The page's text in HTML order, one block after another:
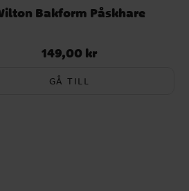
Bakform Påskhare
Pris:149,00 kr
149,00 kr
GÅ TILL